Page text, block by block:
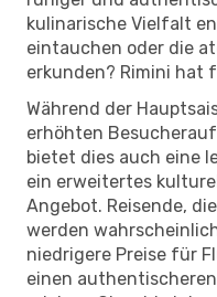
kulinarische Vielfalt
eintauchen oder die
erkunden? Rimini hat
Während der
erhöhten
bietet dies auch eine
ein erweitertes
Angebot. Reisende,
werden
niedrigere Preise für
einen